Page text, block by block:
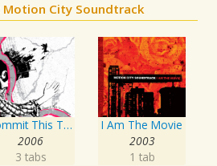
Motion City Soundtrack
Commit This To Memory
2006
3 tabs
I Am The Movie
2003
1 tab